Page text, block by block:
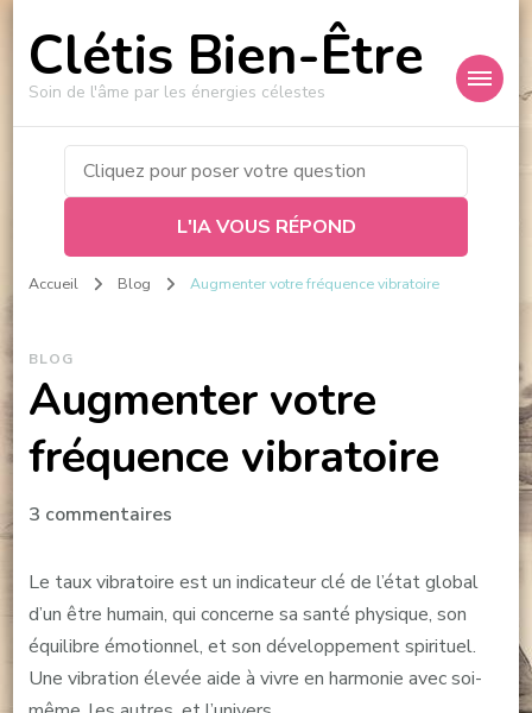
Clétis Bien-Être
Soin de l'âme par les énergies célestes
L'IA VOUS RÉPOND
Accueil Blog Augmenter votre fréquence vibratoire
BLOG
Augmenter votre
fréquence vibratoire
3 commentairessur
votre
fréquence
vibratoire
Le taux vibratoire est un indicateur clé de l’état global
d’un être humain, qui concerne sa santé physique, son
équilibre émotionnel, et son développement spirituel.
Une vibration élevée aide à vivre en harmonie avec soi-